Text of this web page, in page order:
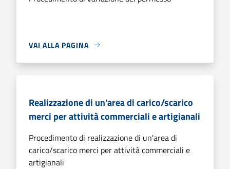
VAI ALLA PAGINA
Realizzazione di un'area di carico/scarico
merci per attività commerciali e artigianali
Procedimento di realizzazione di un'area di
carico/scarico merci per attività commerciali e
artigianali